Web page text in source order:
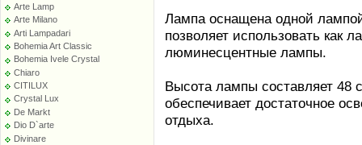
Arte Lamp
Arte Milano
Arti Lampadari
Bohemia Art Classic
Bohemia Ivele Crystal
Chiaro
CITILUX
Crystal Lux
De Markt
Dio D`arte
Divinare
Лампа оснащена одной
позволяет использовать как
люминесцентные лампы.
Высота лампы составляет
обеспечивает достаточное
отдыха.